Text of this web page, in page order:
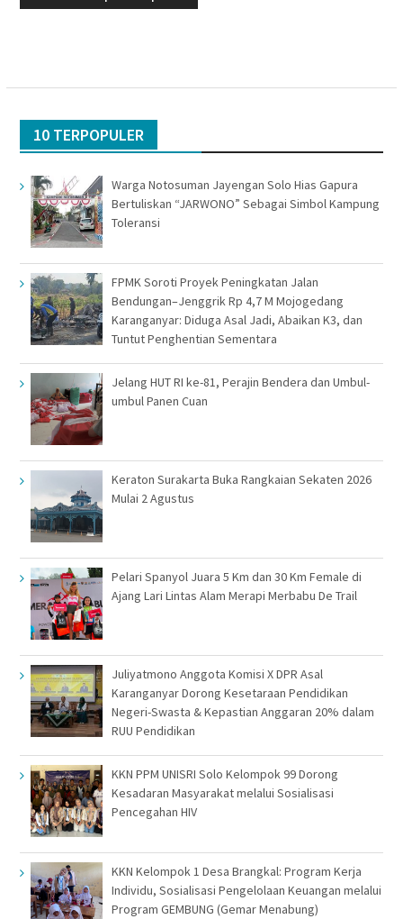
10 TERPOPULER
Warga Notosuman Jayengan Solo Hias Gapura
Bertuliskan “JARWONO” Sebagai Simbol Kampung
Toleransi
FPMK Soroti Proyek Peningkatan Jalan
Bendungan–Jenggrik Rp 4,7 M Mojogedang
Karanganyar: Diduga Asal Jadi, Abaikan K3, dan
Tuntut Penghentian Sementara
Jelang HUT RI ke-81, Perajin Bendera dan Umbul-
umbul Panen Cuan
Keraton Surakarta Buka Rangkaian Sekaten 2026
Mulai 2 Agustus
Pelari Spanyol Juara 5 Km dan 30 Km Female di
Ajang Lari Lintas Alam Merapi Merbabu De Trail
Juliyatmono Anggota Komisi X DPR Asal
Karanganyar Dorong Kesetaraan Pendidikan
Negeri-Swasta & Kepastian Anggaran 20% dalam
RUU Pendidikan
KKN PPM UNISRI Solo Kelompok 99 Dorong
Kesadaran Masyarakat melalui Sosialisasi
Pencegahan HIV
KKN Kelompok 1 Desa Brangkal: Program Kerja
Individu, Sosialisasi Pengelolaan Keuangan melalui
Program GEMBUNG (Gemar Menabung)